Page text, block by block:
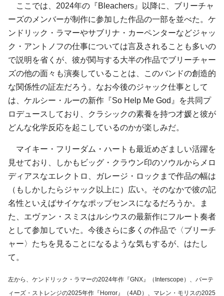
ここでは、2024年の『Bleachers』以降に、ブリーチャ
ーズのメンバーが制作に参加した作品の一部を並べた。ケ
ンドリック・ラマーやサブリナ・カーペンターなどジャッ
ク・アントノフの仕事については言及されることも多いの
で説明を省くが、彼が関与する大半の作品でブリーチャー
ズの他の面々も演奏していることは、このバンドの創造的
な関係性の証左だろう。なお今後のジャック仕事として
は、ケルシー・ルーの新作『So Help Me God』を共同プ
ロデュースしており、クラシックの素養を持つ才媛と彼が
どんな化学反応を起こしているのかが楽しみだ。
マイキー・フリーダム・ハートも最近めざましい活躍を
見せており、しかもビッグ・クラウン印のソウルからメロ
ディアスなエレクトロ、ガレージ・ロックまで作品の幅は
（もしかしたらジャック以上に）広い。そのなかで彼の記
名性といえばサイケなポップセンスになるだろうか。ま
た、エヴァン・スミスはルシウスの最新作にフルート奏者
として参加していた。今後さらに多くの作品で〈ブリーチ
ャー〉たちを見ることになるような気もするが、はたし
て。
左から、ケンドリック・ラマーの2024年作『GNX』（Interscope）、バーテ
ィーズ・ストレンジの2025年作『Horror』（4AD）、マレン・モリスの2025